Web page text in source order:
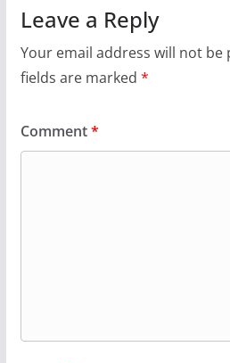
Leave a Reply
Your email address will not be
fields are marked *
Comment*